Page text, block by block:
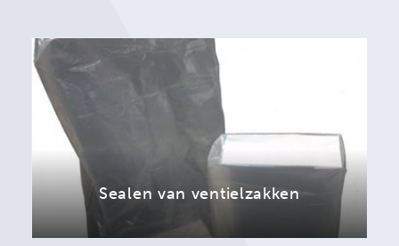
Sealen van ventielzakken